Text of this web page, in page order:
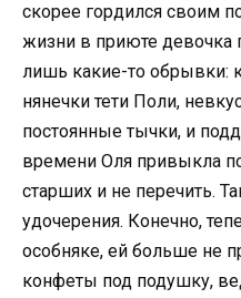
скорее гордился своим
жизни в приюте девочка
лишь какие-то обрывки:
нянечки тети Поли,
постоянные тычки, и
времени Оля привыкла
старших и не перечить.
удочерения. Конечно,
особняке, ей больше не
конфеты под подушку,